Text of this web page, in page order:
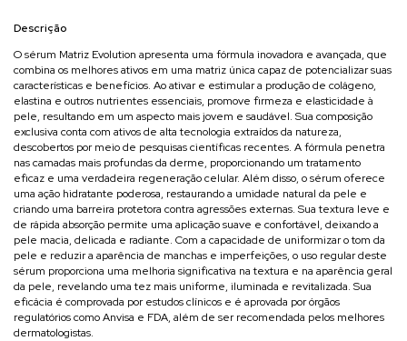
Descrição
O sérum Matriz Evolution apresenta uma fórmula inovadora e avançada, que
combina os melhores ativos em uma matriz única capaz de potencializar suas
características e benefícios. Ao ativar e estimular a produção de colágeno,
elastina e outros nutrientes essenciais, promove firmeza e elasticidade à
pele, resultando em um aspecto mais jovem e saudável. Sua composição
exclusiva conta com ativos de alta tecnologia extraídos da natureza,
descobertos por meio de pesquisas científicas recentes. A fórmula penetra
nas camadas mais profundas da derme, proporcionando um tratamento
eficaz e uma verdadeira regeneração celular. Além disso, o sérum oferece
uma ação hidratante poderosa, restaurando a umidade natural da pele e
criando uma barreira protetora contra agressões externas. Sua textura leve e
de rápida absorção permite uma aplicação suave e confortável, deixando a
pele macia, delicada e radiante. Com a capacidade de uniformizar o tom da
pele e reduzir a aparência de manchas e imperfeições, o uso regular deste
sérum proporciona uma melhoria significativa na textura e na aparência geral
da pele, revelando uma tez mais uniforme, iluminada e revitalizada. Sua
eficácia é comprovada por estudos clínicos e é aprovada por órgãos
regulatórios como Anvisa e FDA, além de ser recomendada pelos melhores
dermatologistas.